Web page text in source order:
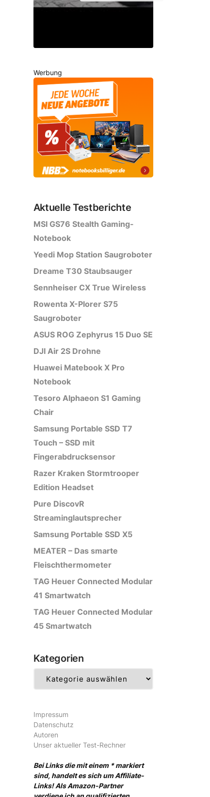
Werbung
Aktuelle Testberichte
MSI GS76 Stealth Gaming-
Notebook
Yeedi Mop Station Saugroboter
Dreame T30 Staubsauger
Sennheiser CX True Wireless
Rowenta X-Plorer S75
Saugroboter
ASUS ROG Zephyrus 15 Duo SE
DJI Air 2S Drohne
Huawei Matebook X Pro
Notebook
Tesoro Alphaeon S1 Gaming
Chair
Samsung Portable SSD T7
Touch – SSD mit
Fingerabdrucksensor
Razer Kraken Stormtrooper
Edition Headset
Pure DiscovR
Streaminglautsprecher
Samsung Portable SSD X5
MEATER – Das smarte
Fleischthermometer
TAG Heuer Connected Modular
41 Smartwatch
TAG Heuer Connected Modular
45 Smartwatch
Kategorien
Impressum
Datenschutz
Autoren
Unser aktueller Test-Rechner
Bei Links die mit einem * markiert
sind, handelt es sich um Affiliate-
Links! Als Amazon-Partner